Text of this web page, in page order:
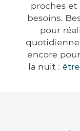
proches et
besoins.
pour
encore
la nuit :